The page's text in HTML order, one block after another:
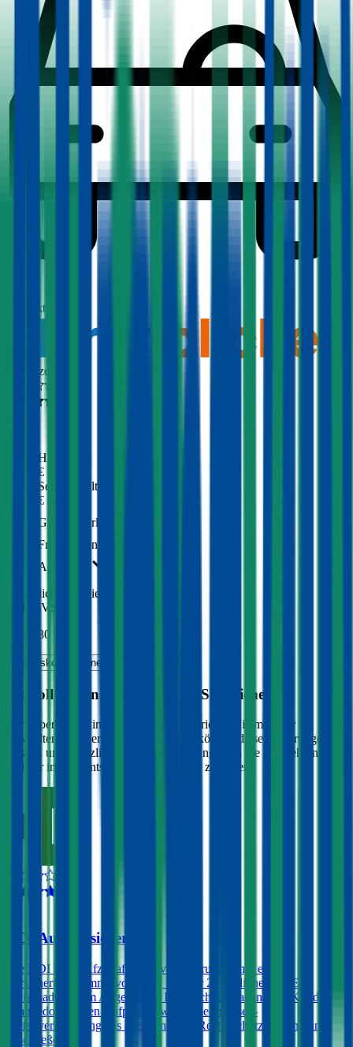
Produktnote
Ausgezeichnet
Haftpflicht
€ 30 Mio.
Selbstbehalt Kasko
€ 600
Grobe Fahrlässigkeit
Freischaden
Assistance
Monatliche Prämie
inkl. mVSt.
€ 518,80
Vollkasko berechnen
Wo soll ich ein Auto mit PS versichern?
Wir haben Kund:innen befragt, wie zufrieden Sie mit ihrer
gewählten Autoversicherung sind. Sie können diese Erfahrungen
nutzen, um zusätzlich zu Preis & Leistung auch die Empfehlungen
anderer in Ihre Entscheidung einfließen zu lassen:
HDI Autoversicherung
Die HDI bietet Kfz-Haftpflichtversicherungen mit einer
Versicherungssumme von € 10, 15 oder 20 Millionen an. Ein
Freischaden ist im Angebot der HDI nicht enthalten. Der Kunde
kann jedoch gegen Aufpreis sowohl eine Insassen-
Unfallversicherung, als auch eine Kfz-Rechtsschutzversicherung
abschließen.